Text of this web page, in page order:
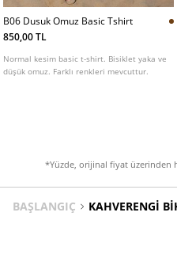
B06 Dusuk Omuz Basic Tshirt
850,00 TL
Normal kesim basic t-shirt. Bisiklet yaka ve
düşük omuz. Farklı renkleri mevcuttur.
*Yüzde, orijinal fiyat üzerinden
BAŞLANGIÇ KAHVERENGI